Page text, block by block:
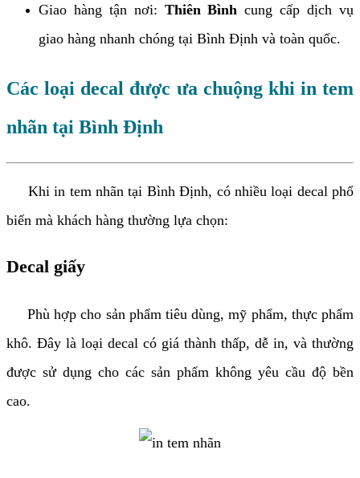
Giao hàng tận nơi: Thiên Bình cung cấp dịch vụ
giao hàng nhanh chóng tại Bình Định và toàn quốc.
Các loại decal được ưa chuộng khi in tem
nhãn tại Bình Định
Khi in tem nhãn tại Bình Định, có nhiều loại decal phổ
biến mà khách hàng thường lựa chọn:
Decal giấy
Phù hợp cho sản phẩm tiêu dùng, mỹ phẩm, thực phẩm
khô. Đây là loại decal có giá thành thấp, dễ in, và thường
được sử dụng cho các sản phẩm không yêu cầu độ bền
cao.